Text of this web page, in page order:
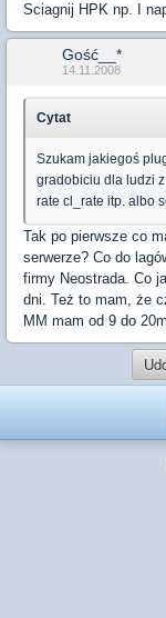
Sciagnij HPK np. I
Gość__*
14.11.2008
Cytat
Szukam jakiegoś
gradobiciu dla ludzi
rate cl_rate itp. albo
Tak po pierwsze co
serwerze? Co do
firmy Neostrada. Co
dni. Też to mam, że
MM mam od 9 do